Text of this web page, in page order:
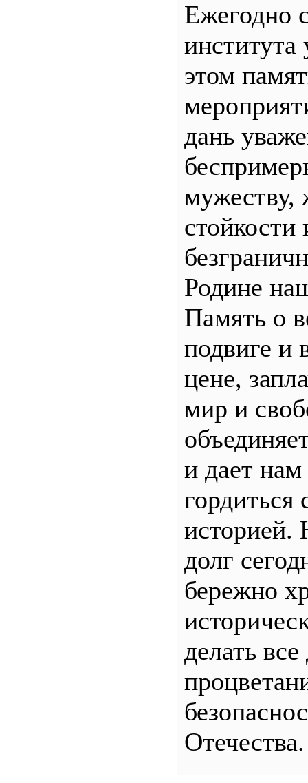
Ежегодно
института
этом
дань
мужеству,
стойкости
Родине
Память о
подвиге и
цене,
мир и
и дает
гордиться
долг
бережно
делать все
Отечества.